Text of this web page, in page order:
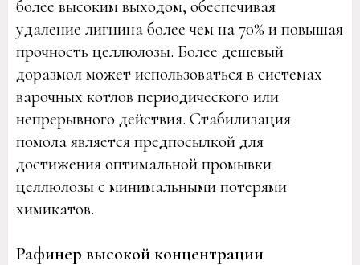
более высоким выходом, обеспечивая
удаление лигнина более чем на 70% и повышая
прочность целлюлозы. Более дешевый
доразмол может использоваться в системах
варочных котлов периодического или
непрерывного действия. Стабилизация
помола является предпосылкой для
достижения оптимальной промывки
целлюлозы с минимальными потерями
химикатов.
Рафинер высокой концентрации